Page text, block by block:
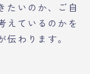
たいのか、ご自
えているのかを
わります。